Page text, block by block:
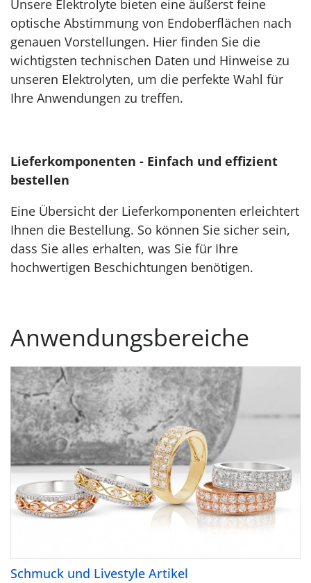
Unsere Elektrolyte bieten eine äußerst feine
optische Abstimmung von Endoberflächen nach
genauen Vorstellungen. Hier finden Sie die
wichtigsten technischen Daten und Hinweise zu
unseren Elektrolyten, um die perfekte Wahl für
Ihre Anwendungen zu treffen.
Lieferkomponenten - Einfach und effizient
bestellen
Eine Übersicht der Lieferkomponenten erleichtert
Ihnen die Bestellung. So können Sie sicher sein,
dass Sie alles erhalten, was Sie für Ihre
hochwertigen Beschichtungen benötigen.
Anwendungsbereiche
Schmuck und Livestyle Artikel